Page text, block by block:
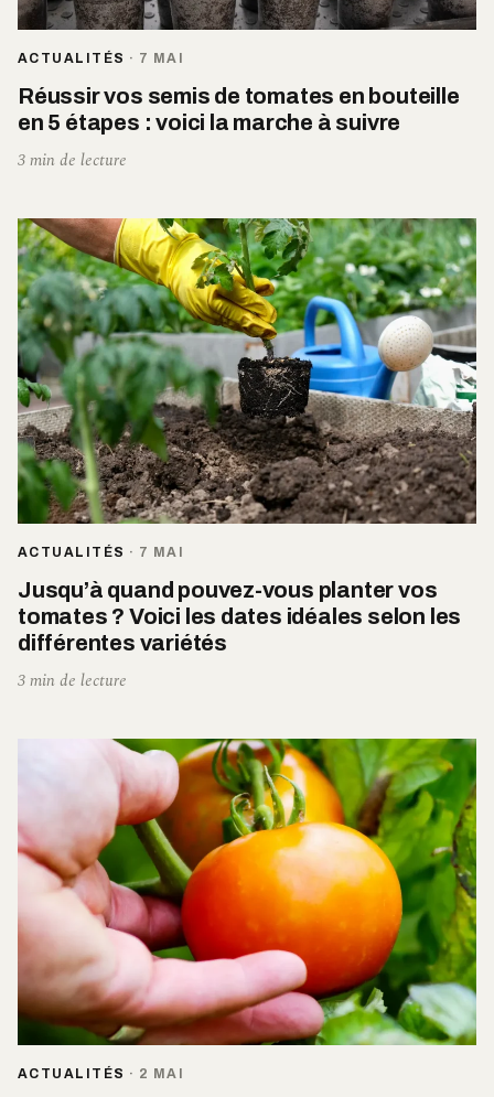
ACTUALITÉS · 7 MAI
Réussir vos semis de tomates en bouteille
en 5 étapes : voici la marche à suivre
3 min de lecture
ACTUALITÉS · 7 MAI
Jusqu’à quand pouvez-vous planter vos
tomates ? Voici les dates idéales selon les
différentes variétés
3 min de lecture
ACTUALITÉS · 2 MAI